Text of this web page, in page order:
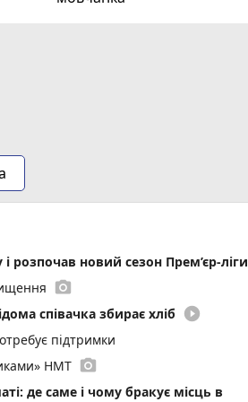
розпочав новий сезон Прем’єр-ліги
photo_camera
співачка збирає хліб play_circle_filled
підтримки
НМТ photo_camera
де саме і чому бракує місць в